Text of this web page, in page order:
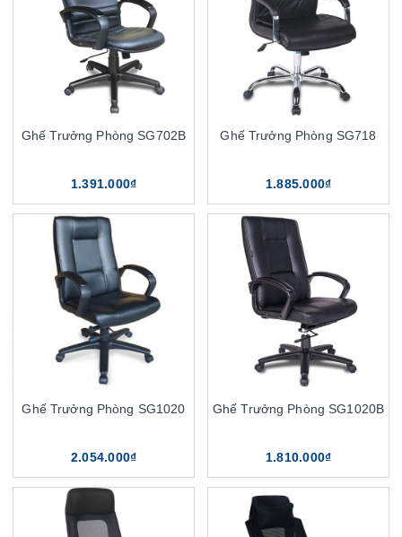
Ghế Trưởng Phòng SG702B
1.391.000₫
Ghế Trưởng Phòng SG718
1.885.000₫
Ghế Trưởng Phòng SG1020
2.054.000₫
Ghế Trưởng Phòng SG1020B
1.810.000₫